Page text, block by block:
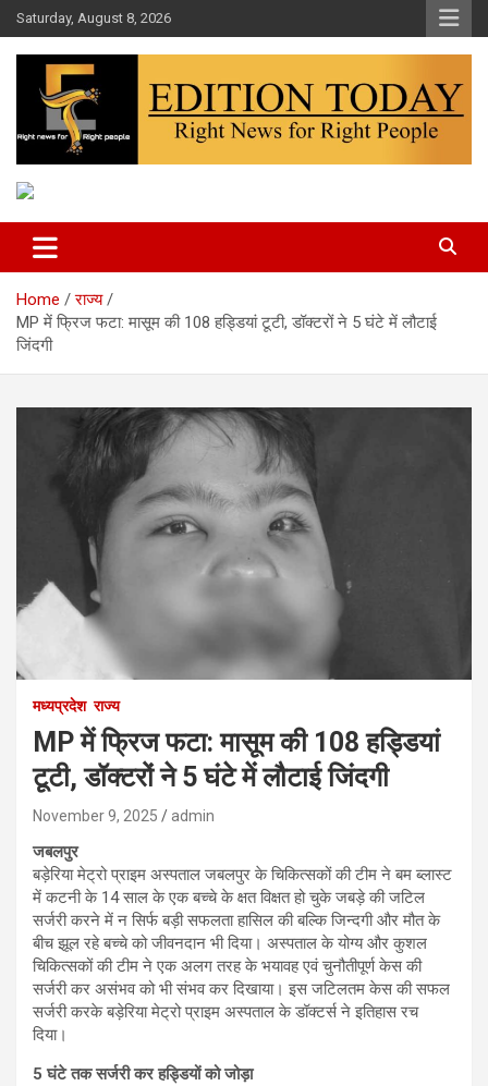
Skip
to
content
Saturday, August 8, 2026
Edition Today
Home
राज्य
MP में फ्रिज फटा: मासूम की 108 हड्डियां टूटी, डॉक्टरों ने 5 घंटे में लौटाई
जिंदगी
मध्यप्रदेश राज्य
MP में फ्रिज फटा: मासूम की 108 हड्डियां
टूटी, डॉक्टरों ने 5 घंटे में लौटाई जिंदगी
November 9, 2025 admin
जबलपुर
बड़ेरिया मेट्रो प्राइम अस्पताल जबलपुर के चिकित्सकों की टीम ने बम ब्लास्ट
में कटनी के 14 साल के एक बच्चे के क्षत विक्षत हो चुके जबड़े की जटिल
सर्जरी करने में न सिर्फ बड़ी सफलता हासिल की बल्कि जिन्दगी और मौत के
बीच झूल रहे बच्चे को जीवनदान भी दिया। अस्पताल के योग्य और कुशल
चिकित्सकों की टीम ने एक अलग तरह के भयावह एवं चुनौतीपूर्ण केस की
सर्जरी कर असंभव को भी संभव कर दिखाया। इस जटिलतम केस की सफल
सर्जरी करके बड़ेरिया मेट्रो प्राइम अस्पताल के डॉक्टर्स ने इतिहास रच
दिया।
5 घंटे तक सर्जरी कर हड्डियों को जोड़ा